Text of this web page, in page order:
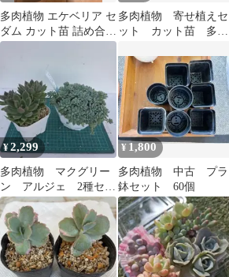
多肉植物 エケベリア セ
ダム カット苗 詰め合わ
せ
多肉植物 寄せ植えセ
ット カット苗 多肉
¥2,299
多肉植物 マクグリー
ン アルジェ 2種セッ
ト
¥ 1,800
多肉植物 中古 プラ
鉢セット 60個